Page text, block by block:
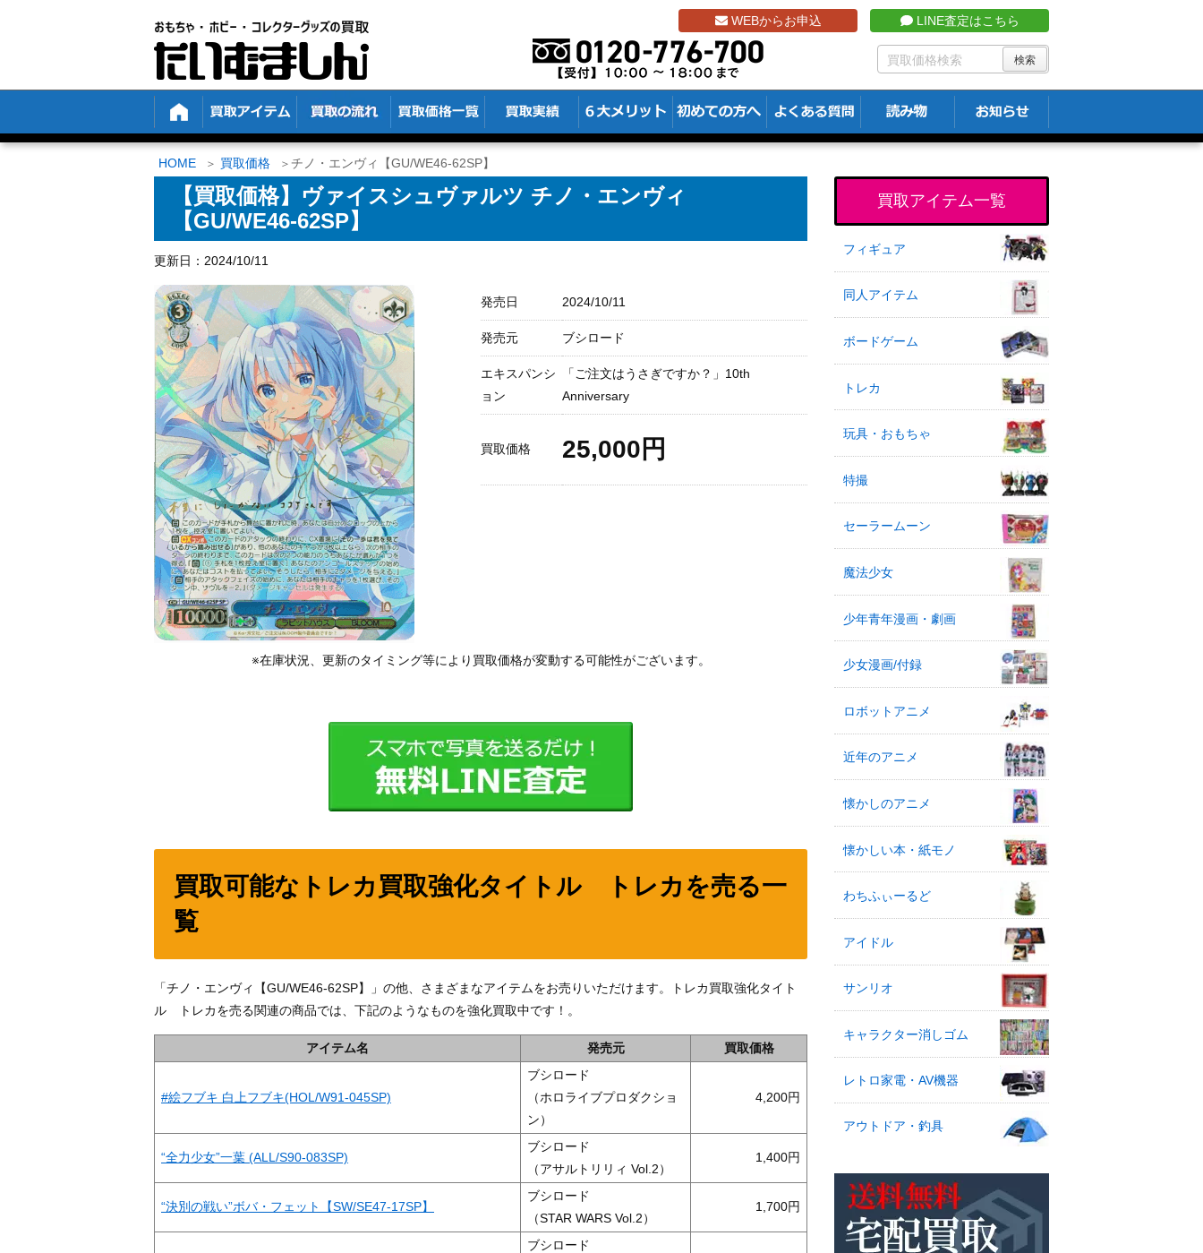
WEBからお申込 LINE査定はこちら
HOME 買取価格 チノ・エンヴィ【GU/WE46-62SP】
【買取価格】ヴァイスシュヴァルツ チノ・エンヴィ
【GU/WE46-62SP】
更新日：2024/10/11
発売日 2024/10/11
発売元 ブシロード
エキスパンシ
ョン
「ご注文はうさぎですか？」10th
Anniversary
買取価格 25,000円
※在庫状況、更新のタイミング等により買取価格が変動する可能性がございます。
買取可能なトレカ買取強化タイトル トレカを売る一
覧
「チノ・エンヴィ【GU/WE46-62SP】」の他、さまざまなアイテムをお売りいただけます。トレカ買取強化タイト
ル トレカを売る関連の商品では、下記のようなものを強化買取中です！。
アイテム名 発売元 買取価格
#絵フブキ 白上フブキ(HOL/W91-045SP)
ブシロード
（ホロライブプロダクショ
ン）
4,200
“全力少女”一葉 (ALL/S90-083SP)
ブシロード
（アサルトリリィ Vol.2）
1,400
“決別の戦い”ボバ・フェット【SW/SE47-17SP】
ブシロード
（STAR WARS Vol.2）
1,700
ブシロード
買取アイテム一覧
フィギュア
同人アイテム
ボードゲーム
トレカ
玩具・おもちゃ
特撮
セーラームーン
魔法少女
少年青年漫画・劇画
少女漫画/付録
ロボットアニメ
近年のアニメ
懐かしのアニメ
懐かしい本・紙モノ
わちふぃーるど
アイドル
サンリオ
キャラクター消しゴム
レトロ家電・AV機器
アウトドア・釣具